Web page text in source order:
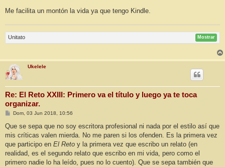
j
e
Me facilita un montón la vida ya que tengo Kindle.
Unitato Mostrar
Ukelele
Re: El Reto XXIII: Primero va el título y luego ya te toca
organizar.
M
n
a
j
Dom, 03 Jun 2018, 10:56
Que se sepa que no soy escritora profesional ni nada por el estilo así que
mis críticas valen mierda. No me paren si los ofenden. Es la primera vez
que participo en El Reto y la primera vez que escribo un relato (en
realidad, es el segundo relato que escribo en mi vida, pero como el
primero nadie lo ha leído, pues no lo cuento). Que se sepa también que